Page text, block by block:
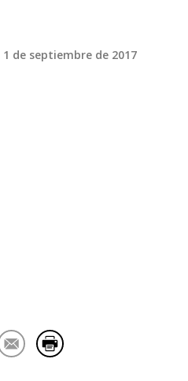
1 de septiembre de 2017